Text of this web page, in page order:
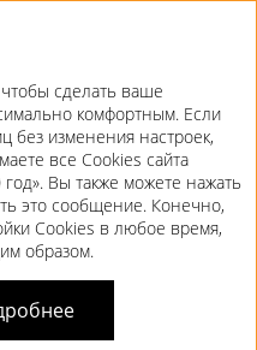
данные членов
сделать ваше
комфортным. Если
без изменения настроек,
все Cookies сайта
Вы также можете нажать
это сообщение. Конечно,
Cookies в любое время,
образом.